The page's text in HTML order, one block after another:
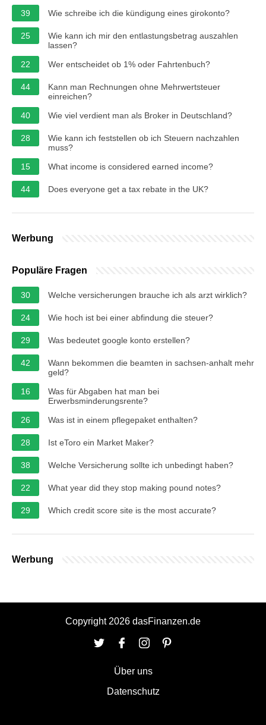
39 Wie schreibe ich die kündigung eines girokonto?
25
Wie kann ich mir den entlastungsbetrag auszahlen
lassen?
22
Wer entscheidet ob 1% oder Fahrtenbuch?
44
Kann man Rechnungen ohne Mehrwertsteuer
einreichen?
40
Wie viel verdient man als Broker in Deutschland?
28
Wie kann ich feststellen ob ich Steuern nachzahlen
muss?
15
What income is considered earned income?
44 Does everyone get a tax rebate in the UK?
Werbung
Populäre Fragen
30 Welche versicherungen brauche ich als arzt wirklich?
24 Wie hoch ist bei einer abfindung die steuer?
29 Was bedeutet google konto erstellen?
42
Wann bekommen die beamten in sachsen-anhalt mehr
geld?
16
Was für Abgaben hat man bei
Erwerbsminderungsrente?
26
Was ist in einem pflegepaket enthalten?
28 Ist eToro ein Market Maker?
38 Welche Versicherung sollte ich unbedingt haben?
22 What year did they stop making pound notes?
29 Which credit score site is the most accurate?
Werbung
Copyright 2026 dasFinanzen.de
Über uns
Datenschutz